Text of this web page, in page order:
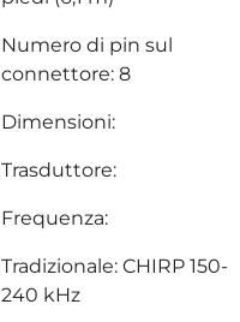
Numero di pin sul
connettore: 8
Dimensioni:
Trasduttore:
Frequenza:
Tradizionale: CHIRP 150-
240 kHz